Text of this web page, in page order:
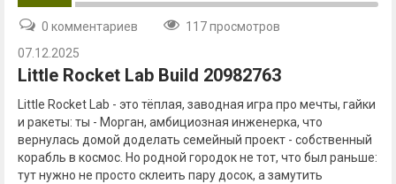
0 комментариев
117 просмотров
07.12.2025
Little Rocket Lab Build 20982763
Little Rocket Lab - это тёплая, заводная игра про мечты, гайки
и ракеты: ты - Морган, амбициозная инженерка, что
вернулась домой доделать семейный проект - собственный
корабль в космос. Но родной городок не тот, что был раньше:
тут нужно не просто склеить пару досок, а замутить